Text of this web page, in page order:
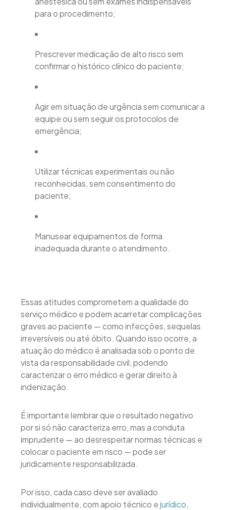
para o procedimento;
Prescrever medicação de alto risco sem
confirmar o histórico clínico do paciente;
Agir em situação de urgência sem comunicar a
equipe ou sem seguir os protocolos de
emergência;
Utilizar técnicas experimentais ou não
reconhecidas, sem consentimento do
paciente;
Manusear equipamentos de forma
inadequada durante o atendimento.
Essas atitudes comprometem a qualidade do
serviço médico e podem acarretar complicações
graves ao paciente — como infecções, sequelas
irreversíveis ou até óbito. Quando isso ocorre, a
atuação do médico é analisada sob o ponto de
vista da responsabilidade civil, podendo
caracterizar o erro médico e gerar direito à
indenização.
É importante lembrar que o resultado negativo
por si só não caracteriza erro, mas a conduta
imprudente — ao desrespeitar normas técnicas e
colocar o paciente em risco — pode ser
juridicamente responsabilizada.
Por isso, cada caso deve ser avaliado
individualmente, com apoio técnico ejurídico,